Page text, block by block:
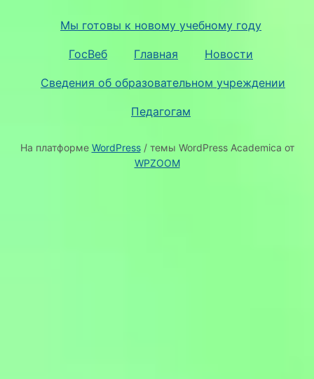
Мы готовы к новому учебному году
ГосВеб Главная Новости
Сведения об образовательном учреждении
Педагогам
На платформе WordPress/ темы WordPress Academica от
WPZOOM